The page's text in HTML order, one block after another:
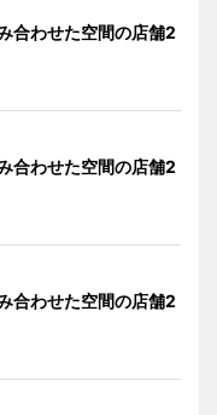
合わせた空間の店舗2
合わせた空間の店舗2
合わせた空間の店舗2